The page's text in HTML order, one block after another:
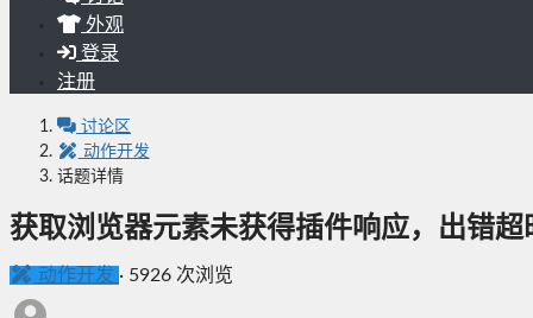
外观
登录
注册
讨论区
动作开发
话题详情
获取浏览器元素未获得插件响应，出错超
动作开发 · 5926 次浏览